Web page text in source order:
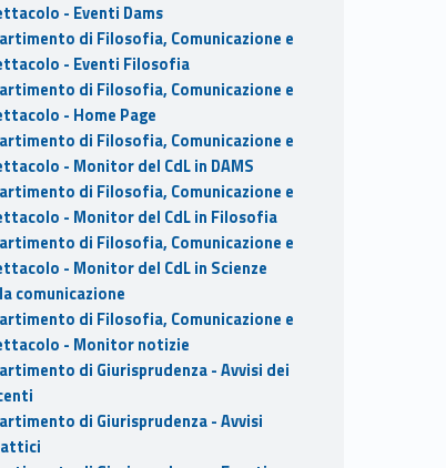
- Eventi Dams
di Filosofia, Comunicazione e
- Eventi Filosofia
di Filosofia, Comunicazione e
- Home Page
di Filosofia, Comunicazione e
- Monitor del CdL in DAMS
di Filosofia, Comunicazione e
- Monitor del CdL in Filosofia
di Filosofia, Comunicazione e
- Monitor del CdL in Scienze
comunicazione
di Filosofia, Comunicazione e
- Monitor notizie
di Giurisprudenza - Avvisi dei
di Giurisprudenza - Avvisi